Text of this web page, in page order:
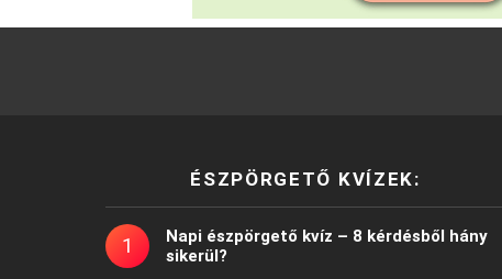
ÉSZPÖRGETŐ KVÍZEK:
Napi észpörgető kvíz – 8 kérdésből hány
sikerül?